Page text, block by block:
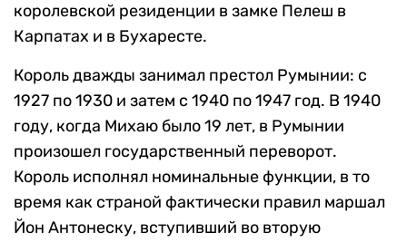
королевской резиденции в замке Пелеш в
Карпатах и в Бухаресте.
Король дважды занимал престол Румынии: с
1927 по 1930 и затем с 1940 по 1947 год. В 1940
году, когда Михаю было 19 лет, в Румынии
произошел государственный переворот.
Король исполнял номинальные функции, в то
время как страной фактически правил маршал
Йон Антонеску, вступивший во вторую